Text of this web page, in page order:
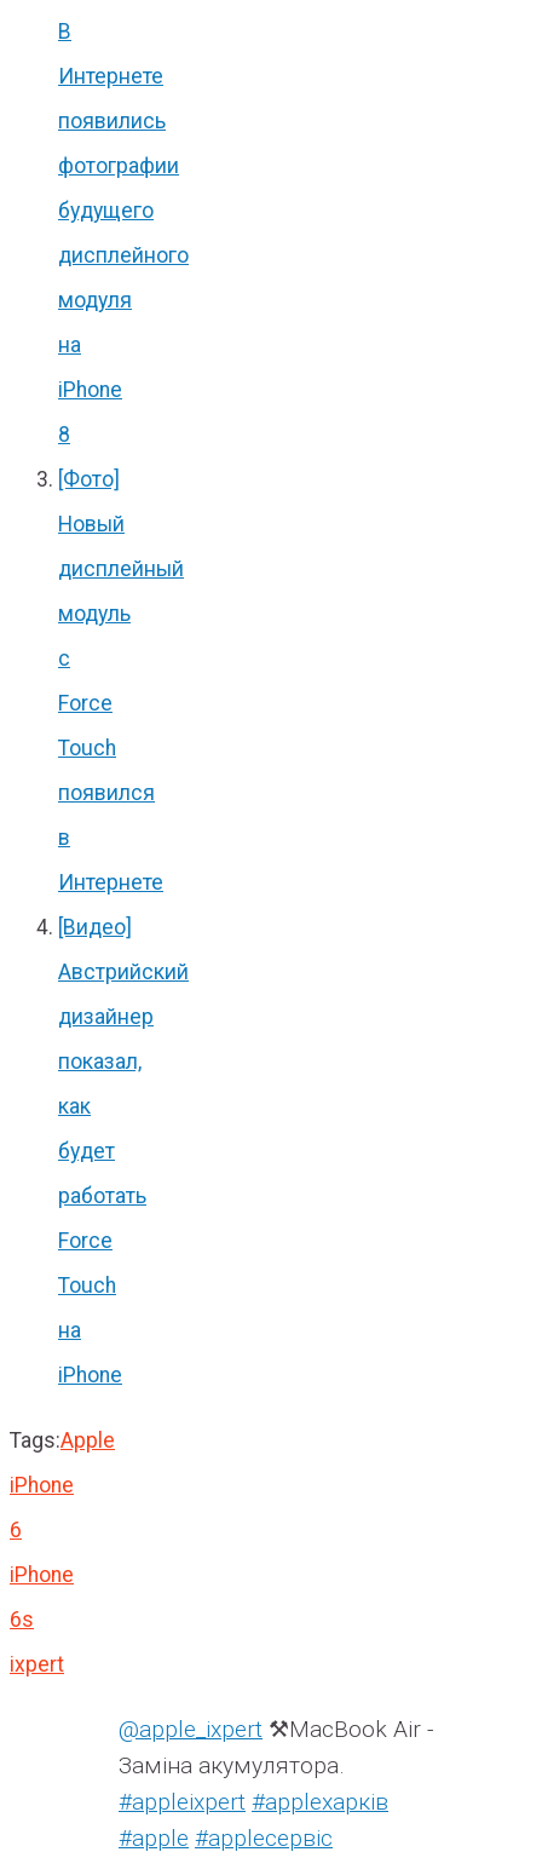
В
Интернете
появились
фотографии
будущего
дисплейного
модуля
на
iPhone
8
[Фото]
Новый
дисплейный
модуль
с
Force
Touch
появился
в
Интернете
[Видео]
Австрийский
дизайнер
показал,
как
будет
работать
Force
Touch
на
iPhone
Tags:Apple
iPhone
6
iPhone
6s
ixpert
@apple_ixpert ⚒️MacBook Air -
Заміна акумулятора.
#appleixpert #аррleхарків
#apple #аррleсервіс